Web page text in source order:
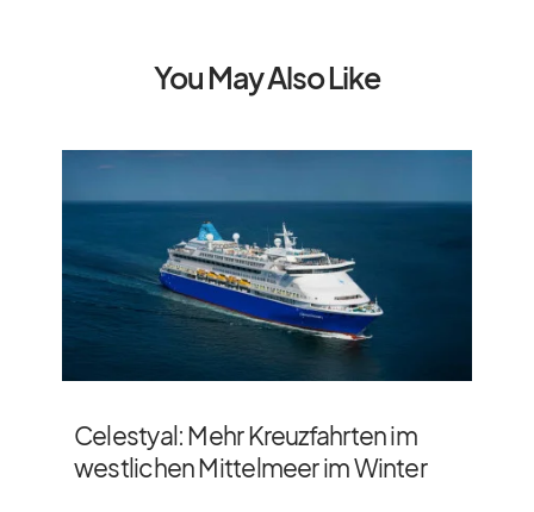
You May Also Like
Celestyal: Mehr Kreuzfahrten im
westlichen Mittelmeer im Winter